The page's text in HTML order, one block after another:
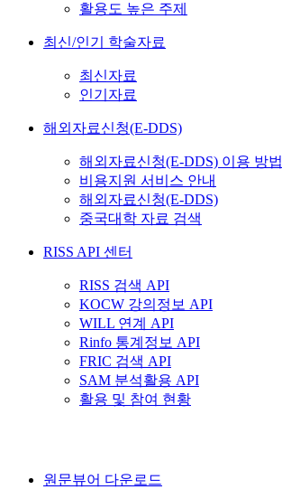
활용도 높은 주제
최신/인기 학술자료
최신자료
인기자료
해외자료신청(E-DDS)
해외자료신청(E-DDS) 이용 방법
비용지원 서비스 안내
해외자료신청(E-DDS)
중국대학 자료 검색
RISS API 센터
RISS 검색 API
KOCW 강의정보 API
WILL 연계 API
Rinfo 통계정보 API
FRIC 검색 API
SAM 분석활용 API
활용 및 참여 현황
원문뷰어 다운로드